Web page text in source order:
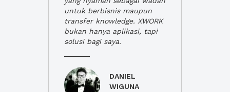
untuk berbisnis maupun
transfer knowledge. XWORK
bukan hanya aplikasi, tapi
solusi bagi saya.
DANIEL
WIGUNA